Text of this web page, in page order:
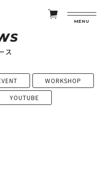
MENU
ス
WORKSHOP
YOUTUBE